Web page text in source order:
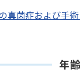
真菌症および手
年